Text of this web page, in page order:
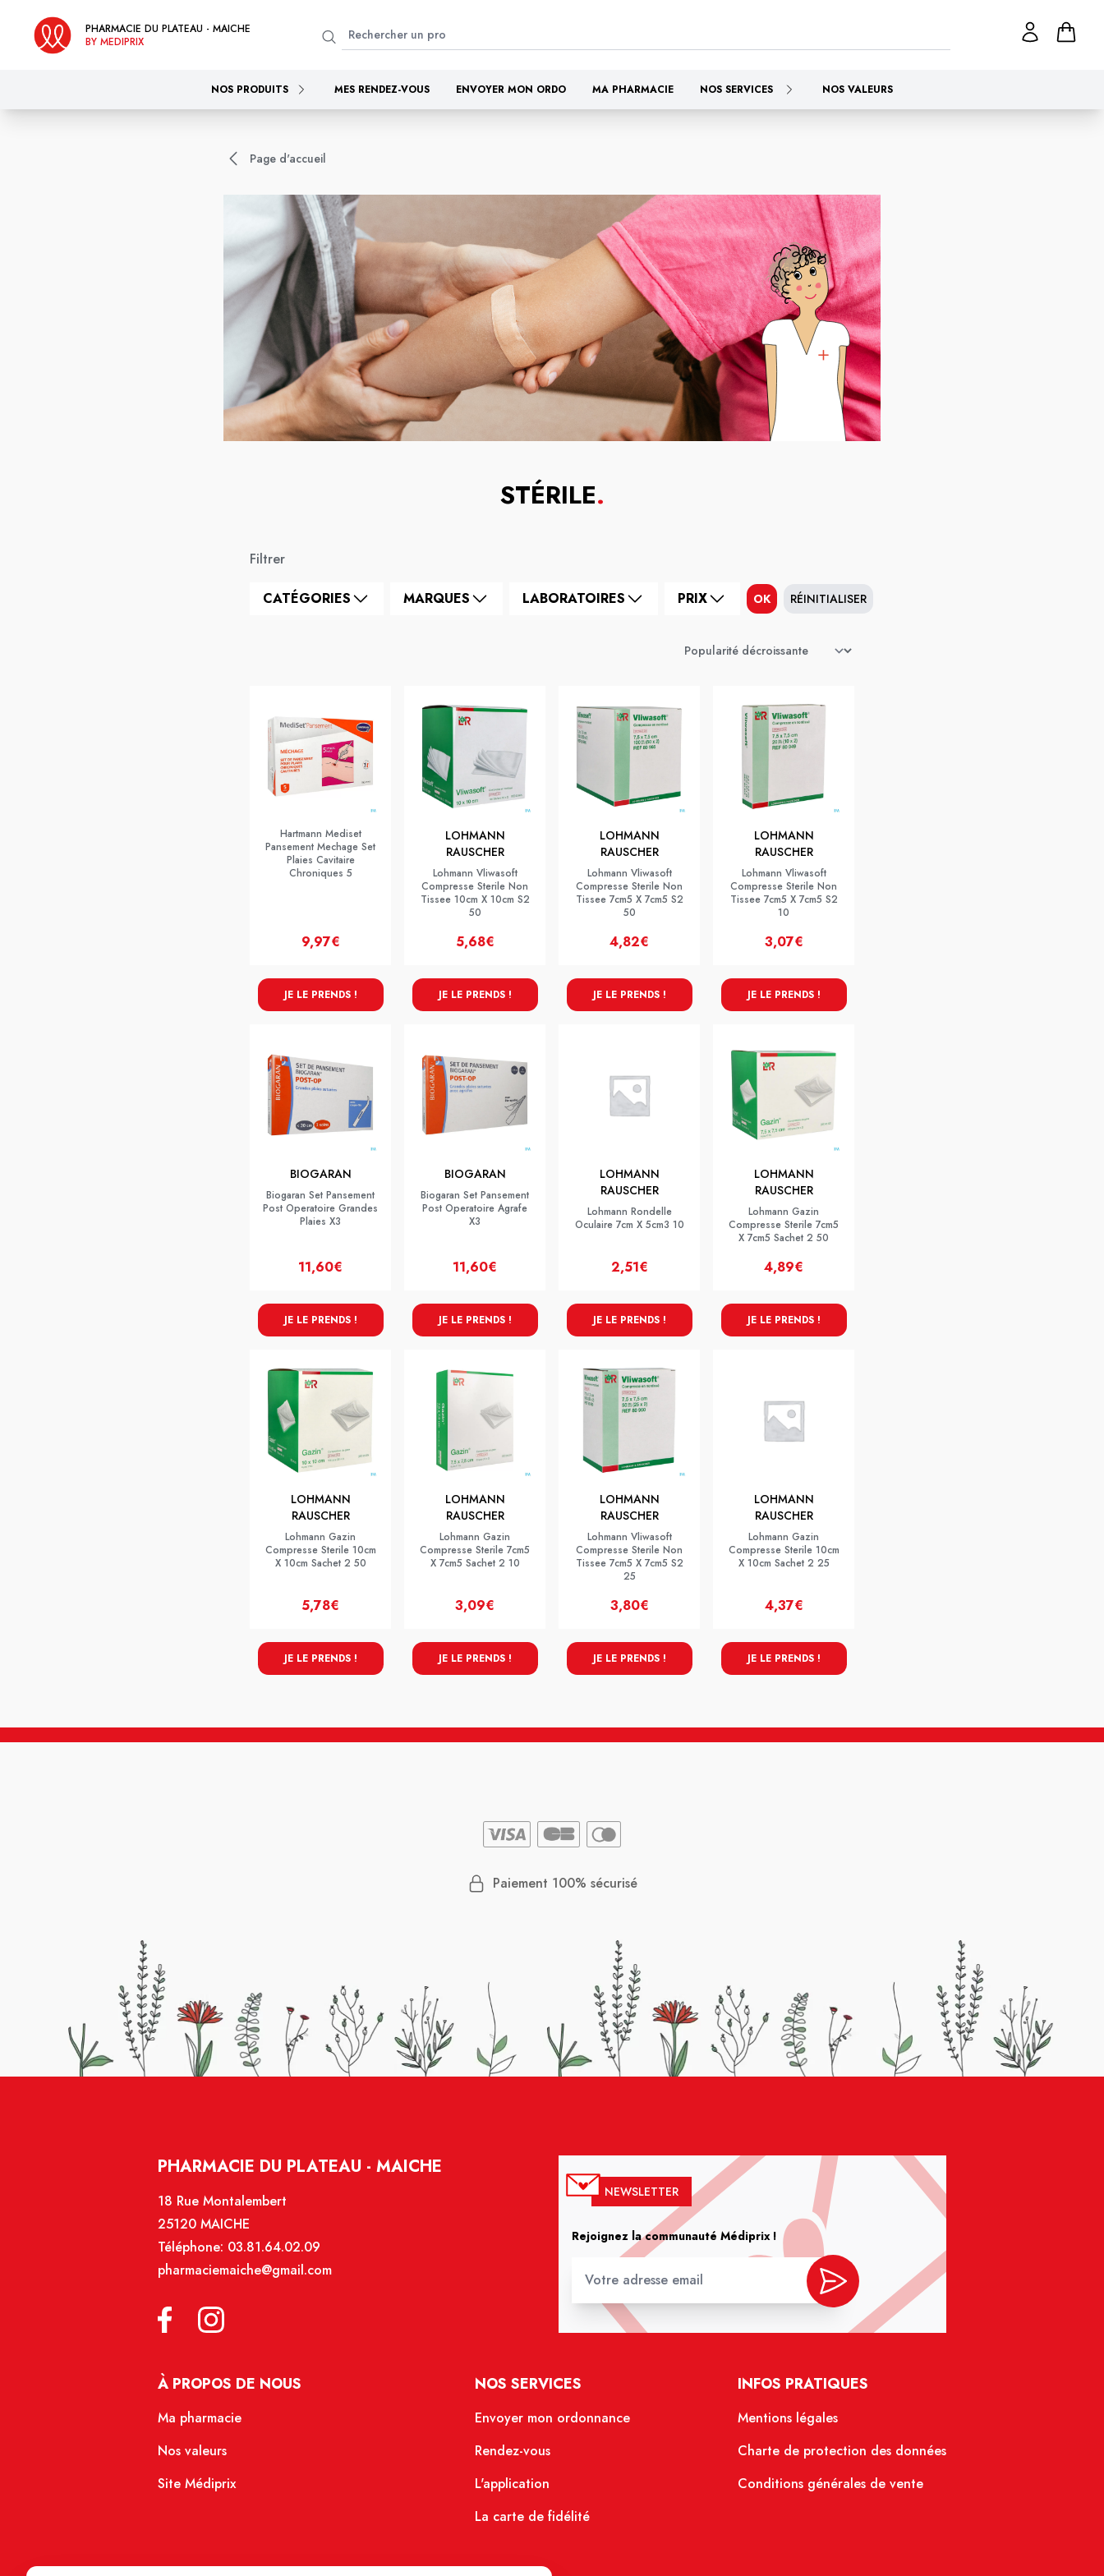
PHARMACIE DU PLATEAU - MAICHE
BY MEDIPRIX
NOS PRODUITS MES RENDEZ-VOUS ENVOYER MON ORDO MA PHARMACIE NOS SERVICES NOS VALEURS
Page d'accueil
STÉRILE.
Filtrer
CATÉGORIES MARQUES LABORATOIRES PRIX OK RÉINITIALISER
Hartmann Mediset
Pansement Mechage Set
Plaies Cavitaire
Chroniques 5
9,97€
JE LE PRENDS !
LOHMANN
RAUSCHER
Lohmann Vliwasoft
Compresse Sterile Non
Tissee 10cm X 10cm S2
50
5,68€
JE LE PRENDS !
LOHMANN
RAUSCHER
Lohmann Vliwasoft
Compresse Sterile Non
Tissee 7cm5 X 7cm5 S2
50
4,82€
JE LE PRENDS !
LOHMANN
RAUSCHER
Lohmann Vliwasoft
Compresse Sterile Non
Tissee 7cm5 X 7cm5 S2
10
3,07€
JE LE PRENDS !
BIOGARAN
Biogaran Set Pansement
Post Operatoire Grandes
Plaies X3
11,60€
JE LE PRENDS !
BIOGARAN
Biogaran Set Pansement
Post Operatoire Agrafe
X3
11,60€
JE LE PRENDS !
LOHMANN
RAUSCHER
Lohmann Rondelle
Oculaire 7cm X 5cm3 10
2,51€
JE LE PRENDS !
LOHMANN
RAUSCHER
Lohmann Gazin
Compresse Sterile 7cm5
X 7cm5 Sachet 2 50
4,89€
JE LE PRENDS !
LOHMANN
RAUSCHER
Lohmann Gazin
Compresse Sterile 10cm
X 10cm Sachet 2 50
5,78€
JE LE PRENDS !
LOHMANN
RAUSCHER
Lohmann Gazin
Compresse Sterile 7cm5
X 7cm5 Sachet 2 10
3,09€
JE LE PRENDS !
LOHMANN
RAUSCHER
Lohmann Vliwasoft
Compresse Sterile Non
Tissee 7cm5 X 7cm5 S2
25
3,80€
JE LE PRENDS !
LOHMANN
RAUSCHER
Lohmann Gazin
Compresse Sterile 10cm
X 10cm Sachet 2 25
4,37€
JE LE PRENDS !
Paiement 100% sécurisé
PHARMACIE DU PLATEAU - MAICHE
18 Rue Montalembert
25120 MAICHE
Téléphone: 03.81.64.02.09
pharmaciemaiche@gmail.com
NEWSLETTER
Rejoignez la communauté Médiprix !
À PROPOS DE NOUS
Ma pharmacie
Nos valeurs
Site Médiprix
NOS SERVICES
Envoyer mon ordonnance
Rendez-vous
L'application
La carte de fidélité
INFOS PRATIQUES
Mentions légales
Charte de protection des données
Conditions générales de vente